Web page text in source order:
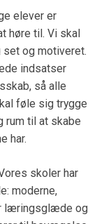
elever er
høre til. Vi skal
set og motiveret.
indsatser
så alle
føle sig trygge
rum til at skabe
har.
skoler har
moderne,
læringsglæde og